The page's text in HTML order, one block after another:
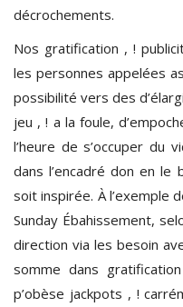
décrochements.
Nos gratification , !
les personnes appelées
possibilité vers des
jeu , ! a la foule,
l’heure de s’occuper du
dans l’encadré don en le
soit inspirée. À l’exemple
Sunday Ébahissement,
direction via les besoin
somme dans
p’obèse jackpots , !